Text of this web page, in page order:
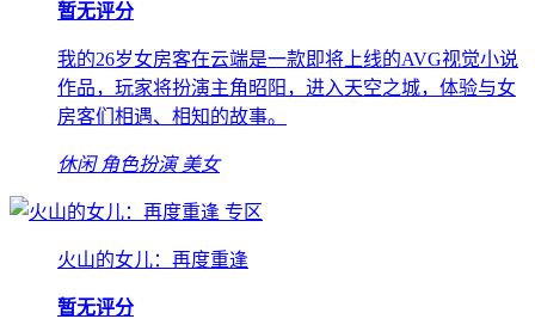
暂无评分
我的26岁女房客在云端是一款即将上线的AVG视觉小说
作品，玩家将扮演主角昭阳，进入天空之城，体验与女
房客们相遇、相知的故事。
休闲 角色扮演 美女
专区
火山的女儿：再度重逢
暂无评分